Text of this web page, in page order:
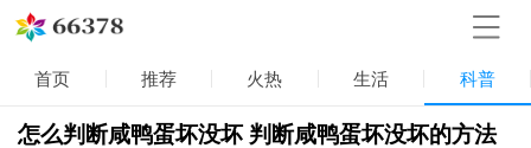
首页 推荐 火热 生活 科普
怎么判断咸鸭蛋坏没坏 判断咸鸭蛋坏没坏的方法